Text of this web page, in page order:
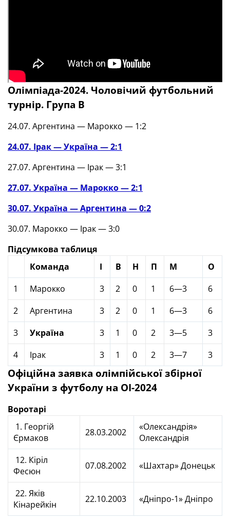
Олімпіада-2024. Чоловічий футбольний
турнір. Група В
24.07. Аргентина — Марокко — 1:2
24.07. Ірак — Україна — 2:1
27.07. Аргентина — Ірак — 3:1
27.07. Україна — Марокко — 2:1
30.07. Україна — Аргентина — 0:2
30.07. Марокко — Ірак — 3:0
Підсумкова таблиця
Команда
І В Н П М
О
1
Марокко 3 2 0 1 6—3
6
2
Аргентина 3 2 0 1 6—3
6
3
Україна 3 1 0 2 3—5
3
4
Ірак 3 1 0 2 3—7 3
Офіційна заявка олімпійської збірної
України з футболу на ОІ-2024
Воротарі
1. Георгій
Єрмаков
28.03.2002
«Олександрія»
Олександрія
12. Кіріл
Фесюн
07.08.2002 «Шахтар» Донецьк
22. Яків
Кінарейкін
22.10.2003 «Дніпро-1» Дніпро